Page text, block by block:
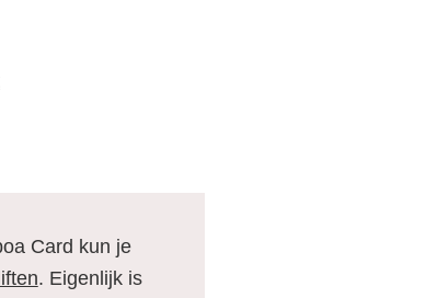
Card kun je
. Eigenlijk is